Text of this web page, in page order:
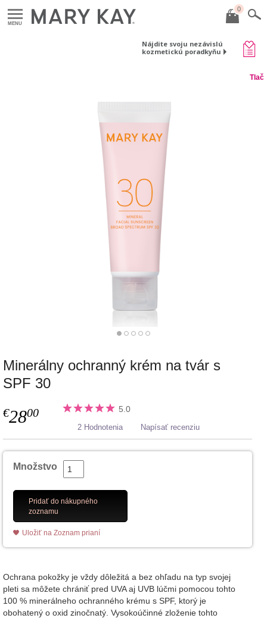
MENU
0
Nájdite svoju nezávislú
kozmetickú poradkyňu
Tlač
Minerálny ochranný krém na tvár s
SPF 30
€2800 5.0
2 Hodnotenia Napísať recenziu
Množstvo
Pridať do nákupného
zoznamu
Uložiť na Zoznam prianí
Ochrana pokožky je vždy dôležitá a bez ohľadu na typ svojej
pleti sa môžete chrániť pred UVA aj UVB lúčmi pomocou tohto
100 % minerálneho ochranného krému s SPF, ktorý je
obohatený o oxid zinočnatý. Vysokoúčinné zloženie tohto